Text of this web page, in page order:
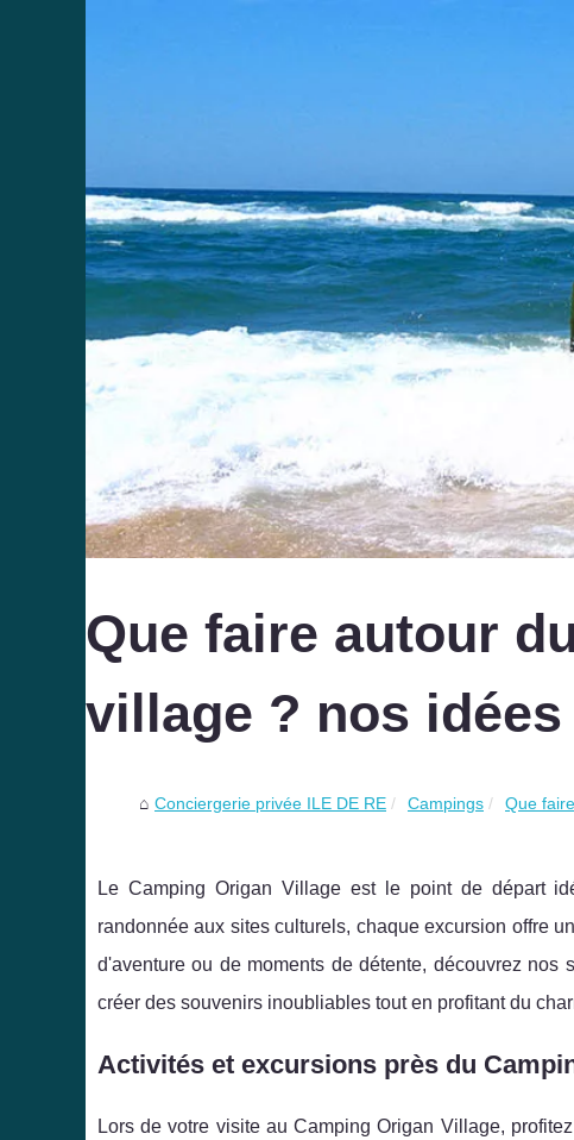
Que faire autour
village ? nos idées
Conciergerie privée ILE DE RE Campings Que
Le Camping Origan Village est le point de départ
randonnée aux sites culturels, chaque excursion offre
d'aventure ou de moments de détente, découvrez nos
créer des souvenirs inoubliables tout en profitant du
Activités et excursions près du
Lors de votre visite au Camping Origan Village,